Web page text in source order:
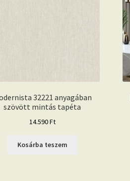
32221 anyagában
szövött mintás tapéta
14.590Ft
Kosárba teszem